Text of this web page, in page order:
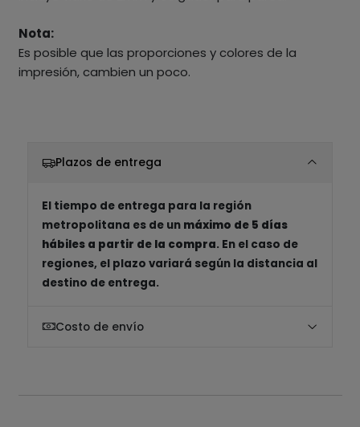
Nota:
Es posible que las proporciones y colores de la
impresión, cambien un poco.
Plazos de entrega
El tiempo de entrega para la región
metropolitana es de un máximo de 5 días
hábiles a partir de la compra. En el caso de
regiones, el plazo variará según la distancia al
destino de entrega.
Costo de envío